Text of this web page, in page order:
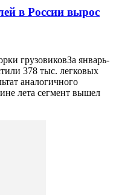
в России вырос
грузовиковЗа январь-
378 тыс. легковых
аналогичного
лета сегмент вышел